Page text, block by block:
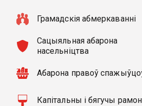
Грамадскія абмеркаванні
Сацыяльная абарона
насельнiцтва
Абарона правоў
Капітальны і бягучы